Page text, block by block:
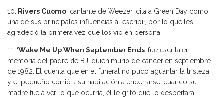
10. Rivers Cuomo , cantante de Weezer, cita a Green Day como
una de sus principales influencias al escribir, por lo que les
agradeció la primera vez que los vio en persona.
11. ‘Wake Me Up When September Ends’ fue escrita en
memoria del padre de BJ, quien murió de cáncer en septiembre
de 1982. Él cuenta que en el funeral no pudo aguantar la tristeza
y el pequeño corrió a su habitación a encerrarse, cuando su
madre fue a ver lo que ocurría, él le gritó que lo despertara